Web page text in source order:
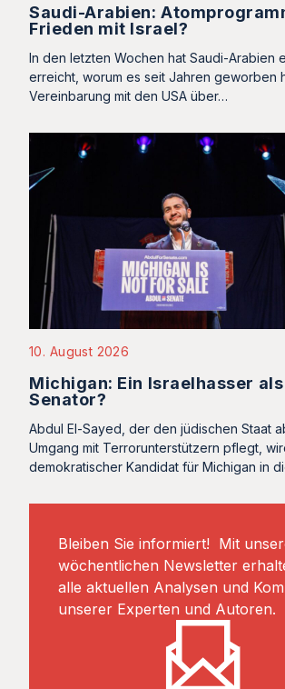
Saudi-Arabien:
Frieden mit Israel?
In den letzten Wochen hat Saudi-Arabien
erreicht, worum es seit Jahren geworben
Vereinbarung mit den USA über…
10. August 2026
Michigan: Ein Israelhasser als
Senator?
Abdul El-Sayed, der den jüdischen Staat
Umgang mit Terrorunterstützern pflegt,
demokratischer Kandidat für Michigan in
Bleiben Sie informiert! Mit
wöchentlichen Newsletter
alle aktuellen Analysen und
unserer Experten und Autoren.